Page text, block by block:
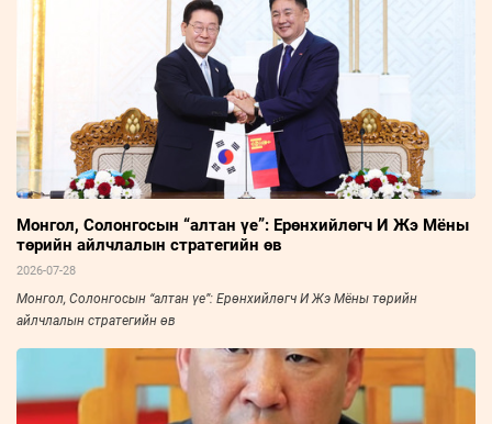
Монгол, Солонгосын “алтан үе”: Ерөнхийлөгч И Жэ Мёны
төрийн айлчлалын стратегийн өв
2026-07-28
Монгол, Солонгосын “алтан үе”: Ерөнхийлөгч И Жэ Мёны төрийн
айлчлалын стратегийн өв